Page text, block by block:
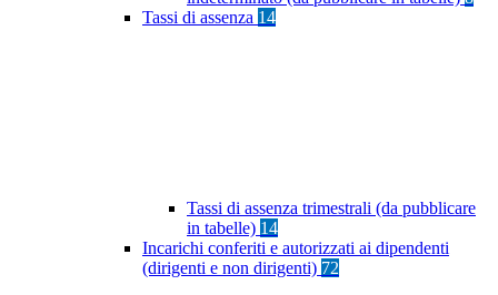
Tassi di assenza 14
Tassi di assenza trimestrali (da pubblicare
in tabelle) 14
Incarichi conferiti e autorizzati ai dipendenti
(dirigenti e non dirigenti) 72